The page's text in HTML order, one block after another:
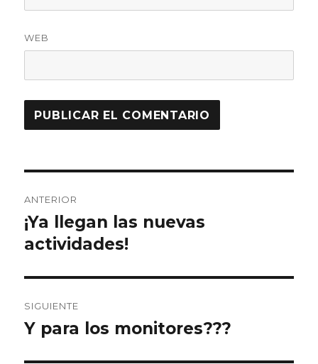
WEB
de
entradas
ANTERIOR
Entrada
anterior:
¡Ya llegan las nuevas
actividades!
SIGUIENTE
Entrada
Y para los monitores???